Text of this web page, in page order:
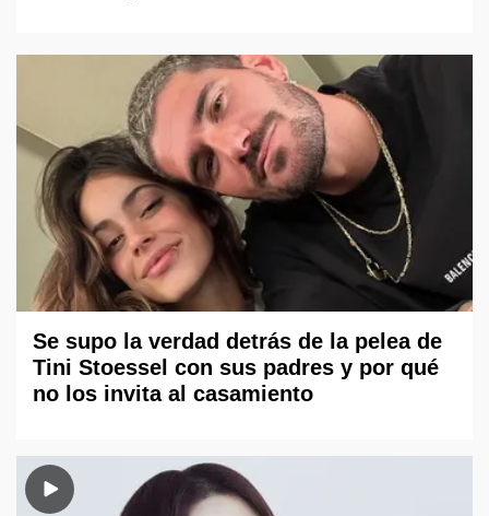
Se supo la verdad detrás de la pelea de
Tini Stoessel con sus padres y por qué
no los invita al casamiento